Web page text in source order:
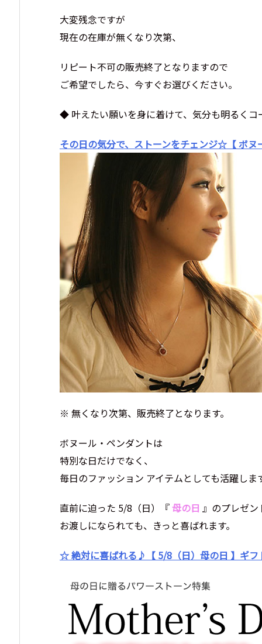
大変残念ですが
現在の在庫が無くなり次第、
リピート不可の販売終了となりますので
ご希望でしたら、今すぐお選びください。
◆ 叶えたい願いを身に着けて、気分も明るくコ
その日の気分で、ストーンをチェンジ☆【 ボヌ
※ 無くなり次第、販売終了となります。
ボヌール・ペンダントは
特別な日だけでなく、
毎日のファッション アイテムとしても活躍しま
直前に迫った 5/8（日）『母の日 』のプレゼン
お渡しになられても、きっと喜ばれます。
☆ 絶対に喜ばれる♪【 5/8（日）母の日 】ギフ